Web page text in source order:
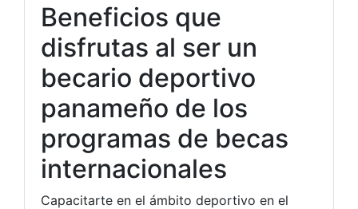
Beneficios que
disfrutas al ser un
becario deportivo
panameño de los
programas de becas
internacionales
Capacitarte en el ámbito deportivo en el